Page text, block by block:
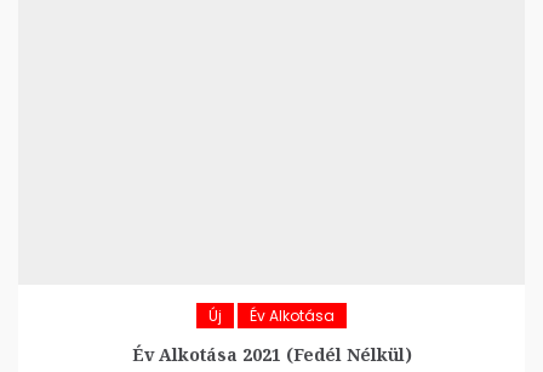
Új Év Alkotása
Év Alkotása 2021 (Fedél Nélkül)